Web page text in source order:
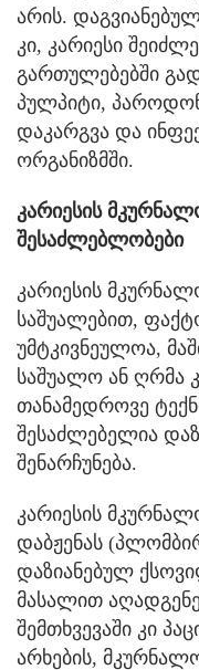
არის.
კი, კარიესი
გართულებებში
პულპიტი,
დაკარგვა და
ორგანიზმში.
კარიესის
შესაძლებლობები
კარიესის
საშუალებით,
უმტკივნეულოა,
საშუალო ან ღრმა
თანამედროვე
შესაძლებელია
შენარჩუნება.
კარიესის
დაბჟენას
დაზიანებულ
მასალით
შემთხვევაში კი
არხების,